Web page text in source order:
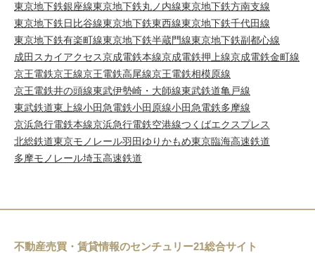
東京地下鉄銀座線東京地下鉄丸ノ内線東京地下鉄方南支線
東京地下鉄日比谷線東京地下鉄東西線東京地下鉄千代田線
東京地下鉄有楽町線東京地下鉄半蔵門線東京地下鉄副都心線
成田スカイアクセス京成電鉄本線京成電鉄押上線京成電鉄金町線
京王電鉄京王線京王電鉄高尾線京王電鉄相模原線
京王電鉄井の頭線東武伊勢崎・大師線東武鉄道亀戸線
東武鉄道東上線小田急電鉄小田原線小田急電鉄多摩線
京浜急行電鉄本線京浜急行電鉄空港線つくばエクスプレス
北総鉄道東京モノレール羽田 ゆりかもめ東京臨海高速鉄道
多摩モノレール埼玉高速鉄道
不動産売買・賃貸情報のセンチュリー21総合サイト